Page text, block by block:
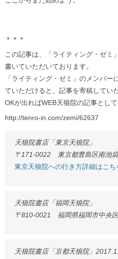
＊＊＊
この記事は、「ライティング・ゼミ
書いていただいております。
「ライティング・ゼミ」のメンバー
ていただけると、記事を寄稿してい
OKが出ればWEB天狼院の記事とし
http://tenro-in.com/zemi/62637
天狼院書店「東京天狼院」
〒171-0022 東京都豊島区南池
東京天狼院への行き方詳細はこち
天狼院書店「福岡天狼院」
〒810-0021 福岡県福岡市中央
天狼院書店「京都天狼院」